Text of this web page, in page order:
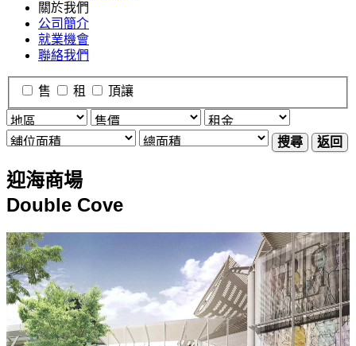
關於我們
公司簡介
就業機會
聯絡我們
售 租 頂讓
搜尋 返回
迎海商場
Double Cove